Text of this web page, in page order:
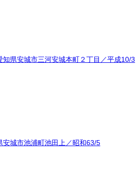
県安城市三河安城本町２丁目／平成10/3
城市池浦町池田上／昭和63/5